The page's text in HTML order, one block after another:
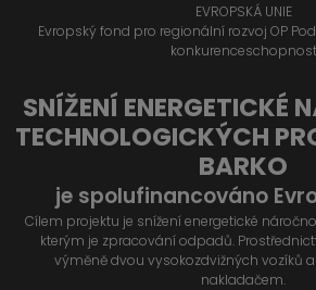
EVROPSKÁ UNIE
Evropský fond pro regionální rozvoj OP
konkurenceschopnost
SNÍŽENÍ ENERGETICKÉ
TECHNOLOGICKÝCH
BARKO
je spolufinancováno
Cílem projektu je snížení energetické
kterým je zpracování odpadů.
výměně dvou vysokozdvižných vozíků
nakladačem.